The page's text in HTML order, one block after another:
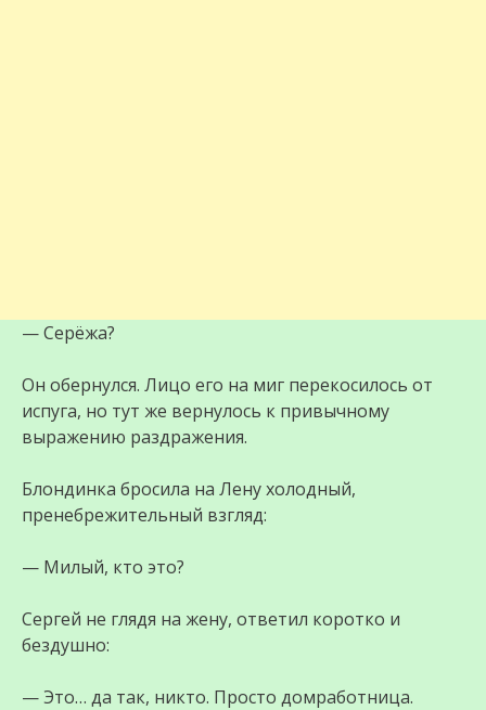
— Серёжа?
Он обернулся. Лицо его на миг перекосилось от
испуга, но тут же вернулось к привычному
выражению раздражения.
Блондинка бросила на Лену холодный,
пренебрежительный взгляд:
— Милый, кто это?
Сергей не глядя на жену, ответил коротко и
бездушно:
— Это… да так, никто. Просто домработница.